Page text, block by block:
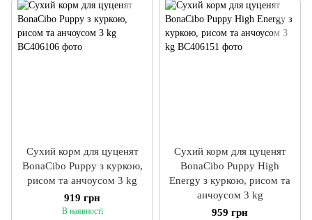
Сухий корм для цуценят
BonaCibo Puppy з куркою,
рисом та анчоусом 3 kg
919 грн
В наявності
Сухий корм для цуценят
BonaCibo Puppy High
Energy з куркою, рисом та
анчоусом 3 kg
959 грн